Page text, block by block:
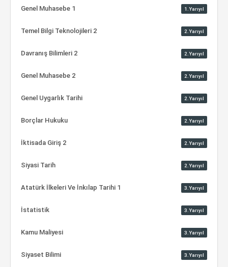
Genel Muhasebe 1 1.Yarıyıl
Temel Bilgi Teknolojileri 2 2.Yarıyıl
Davranış Bilimleri 2 2.Yarıyıl
Genel Muhasebe 2 2.Yarıyıl
Genel Uygarlık Tarihi 2.Yarıyıl
Borçlar Hukuku 2.Yarıyıl
İktisada Giriş 2 2.Yarıyıl
Siyasi Tarih 2.Yarıyıl
Atatürk İlkeleri Ve İnkılap Tarihi 1 3.Yarıyıl
İstatistik 3.Yarıyıl
Kamu Maliyesi 3.Yarıyıl
Siyaset Bilimi 3.Yarıyıl